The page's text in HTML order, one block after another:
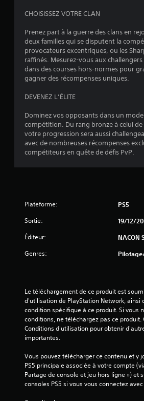
CHOISISSEZ VOTRE CLAN
Prenez part à la guerre des clans en
deux familles qui se disputent la
provocateurs excentriques, ou les
raffinés. Mesurez-vous aux
dans des courses hors-normes pour
gagner des récompenses uniques.
DEVENEZ L’ÉLITE
Dominez vos opposants dans un
compétition. Du rang bronze à celui
votre progression sera aussi
avec de nombreuses récompenses
compétiteurs en quête de défis PvP.
Plateforme: PS5
Sortie: 19/12/
Éditeur: NACON
Genres:
Le téléchargement de ce produit est
d'utilisation de PlayStation Network, ainsi
condition spécifique à ce produit. Si vous
conditions, ne téléchargez pas ce produit.
Conditions d'utilisation pour obtenir
importantes.
Vous pouvez télécharger ce contenu et y
PS5 principale associée à votre compte
Partage de console et jeu hors ligne ») et
consoles PS5 si vous vous connectez